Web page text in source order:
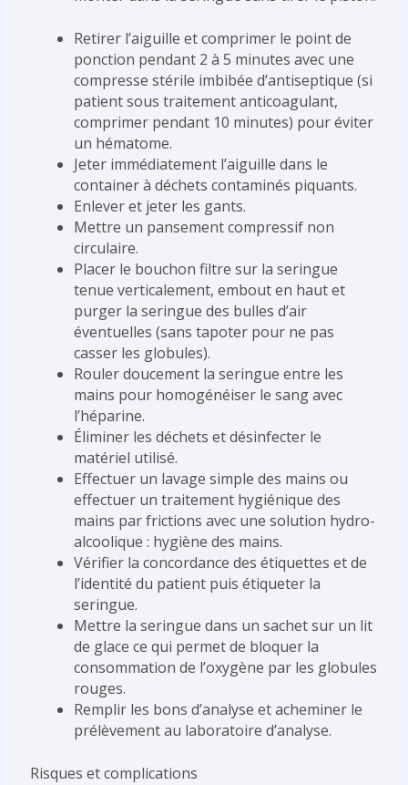
Retirer l’aiguille et comprimer le point de
ponction pendant 2 à 5 minutes avec une
compresse stérile imbibée d’antiseptique (si
patient sous traitement anticoagulant,
comprimer pendant 10 minutes) pour éviter
un hématome.
Jeter immédiatement l’aiguille dans le
container à déchets contaminés piquants.
Enlever et jeter les gants.
Mettre un pansement compressif non
circulaire.
Placer le bouchon filtre sur la seringue
tenue verticalement, embout en haut et
purger la seringue des bulles d’air
éventuelles (sans tapoter pour ne pas
casser les globules).
Rouler doucement la seringue entre les
mains pour homogénéiser le sang avec
l’héparine.
Éliminer les déchets et désinfecter le
matériel utilisé.
Effectuer un lavage simple des mains ou
effectuer un traitement hygiénique des
mains par frictions avec une solution hydro-
alcoolique : hygiène des mains.
Vérifier la concordance des étiquettes et de
l’identité du patient puis étiqueter la
seringue.
Mettre la seringue dans un sachet sur un lit
de glace ce qui permet de bloquer la
consommation de l’oxygène par les globules
rouges.
Remplir les bons d’analyse et acheminer le
prélèvement au laboratoire d’analyse.
Risques et complications